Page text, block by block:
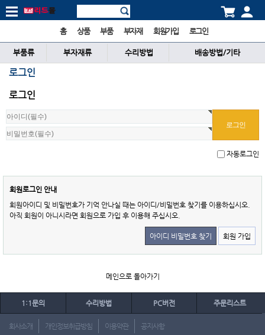
홈 상품 부품 부자재 회원가입 로그인
부품류 부자재류 수리방법 배송방법/기타
로그인
로그인
자동로그인
회원로그인 안내
회원아이디 및 비밀번호가 기억 안나실 때는 아이디/비밀번호 찾기를 이용하십시오.
아직 회원이 아니시라면 회원으로 가입 후 이용해 주십시오.
아이디 비밀번호 찾기 회원 가입
메인으로 돌아가기
1:1문의 수리방법 PC버전 주문리스트
회사소개 개인정보취급방침 이용약관 공지사항